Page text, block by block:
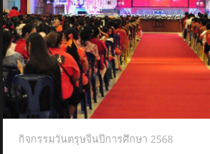
กิจกรรมวันตรุษจีนปีการศึกษา 2568